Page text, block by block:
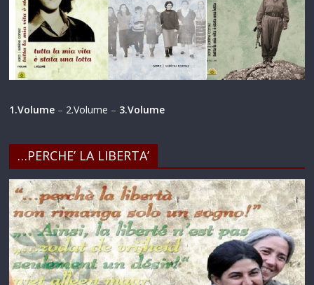
1.Volume – 2.Volume – 3.Volume
…PERCHE’ LA LIBERTA’